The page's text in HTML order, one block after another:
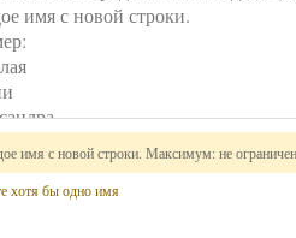
имя с новой строки. Максимум: не
хотя бы одно имя